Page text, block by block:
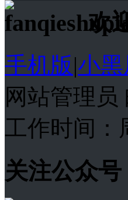
欢
手机版|小黑
网站管理员
工作时间：
关注公众号